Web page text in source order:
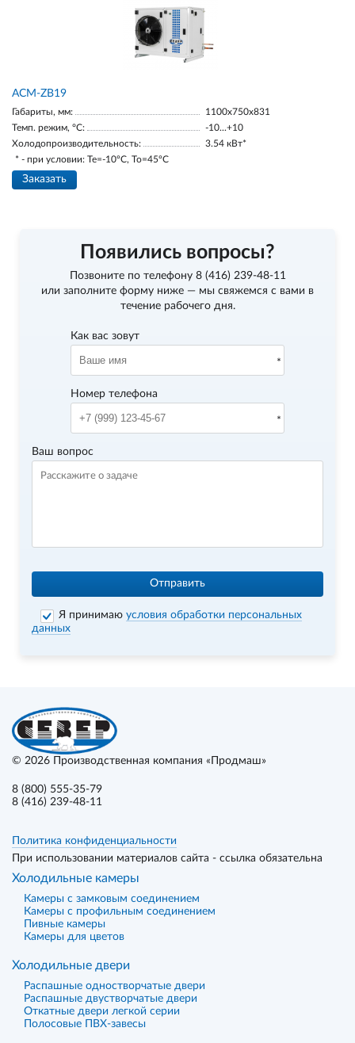
ACM-ZB19
Габариты, мм:
1100х750х831
Темп. режим, °С:
-10...+10
Холодопроизводительность:
3.54 кВт*
* - при условии: Te=-10ºC, To=45ºC
Заказать
Появились вопросы?
Позвоните по телефону 8 (416) 239-48-11
или заполните форму ниже — мы свяжемся с вами в
течение рабочего дня.
Как вас зовут
Номер телефона
Ваш вопрос
Отправить
Я принимаюусловия обработки персональных
данных
© 2026 Производственная компания «Продмаш»
8 (800) 555-35-79
8 (416) 239-48-11
Политика конфиденциальности
При использовании материалов сайта - ссылка обязательна
Холодильные камеры
Камеры с замковым соединением
Камеры с профильным соединением
Пивные камеры
Камеры для цветов
Холодильные двери
Распашные одностворчатые двери
Распашные двустворчатые двери
Откатные двери легкой серии
Полосовые ПВХ-завесы